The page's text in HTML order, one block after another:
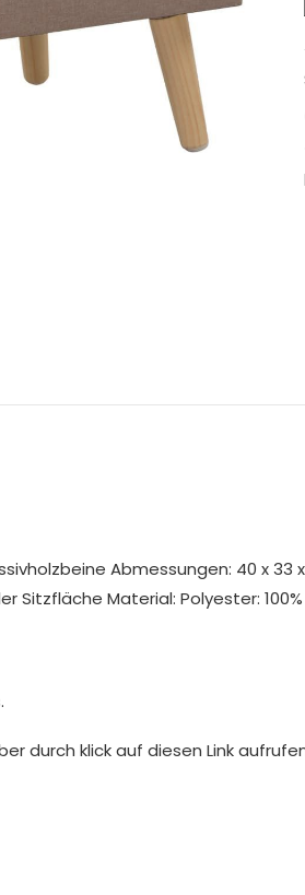
Abmessungen: 40 x 33
Sitzfläche Material: Polyester: 100%
durch klick auf diesen Link